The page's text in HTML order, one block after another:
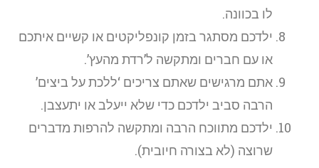
לו בכוונה.
ילדכם מסתגר בזמן קונפליקטים או קשיים איתכם
או עם חברים ומתקשה ל’רדת מהעץ’.
אתם מרגישים שאתם צריכים ‘ללכת על ביצים’
הרבה סביב ילדכם כדי שלא ייעלב או יתעצבן.
ילדכם מתווכח הרבה ומתקשה להרפות מדברים
שרוצה (לא בצורה חיובית).